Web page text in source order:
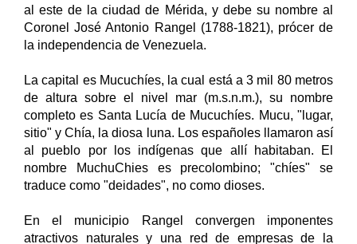
al este de la ciudad de Mérida, y debe su nombre al
Coronel José Antonio Rangel (1788-1821), prócer de
la independencia de Venezuela.
La capital es Mucuchíes, la cual está a 3 mil 80 metros
de altura sobre el nivel mar (m.s.n.m.), su nombre
completo es Santa Lucía de Mucuchíes. Mucu, "lugar,
sitio" y Chía, la diosa luna. Los españoles llamaron así
al pueblo por los indígenas que allí habitaban. El
nombre MuchuChies es precolombino; "chíes" se
traduce como "deidades", no como dioses.
En el municipio Rangel convergen imponentes
atractivos naturales y una red de empresas de la